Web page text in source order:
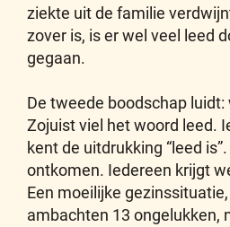
ziekte uit de familie
zover is, is er wel veel leed
gegaan.
De tweede boodschap luidt:
Zojuist viel het woord leed.
kent de uitdrukking “leed
ontkomen. Iedereen krijgt
Een moeilijke
ambachten 13 ongelukken,